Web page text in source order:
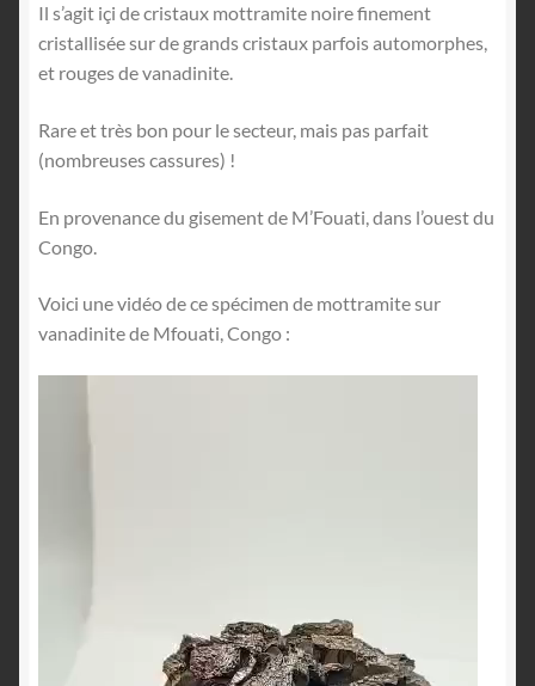
Il s’agit içi de cristaux mottramite noire finement
cristallisée sur de grands cristaux parfois automorphes,
et rouges de vanadinite.
Rare et très bon pour le secteur, mais pas parfait
(nombreuses cassures) !
En provenance du gisement de M’Fouati, dans l’ouest du
Congo.
Voici une vidéo de ce spécimen de mottramite sur
vanadinite de Mfouati, Congo :